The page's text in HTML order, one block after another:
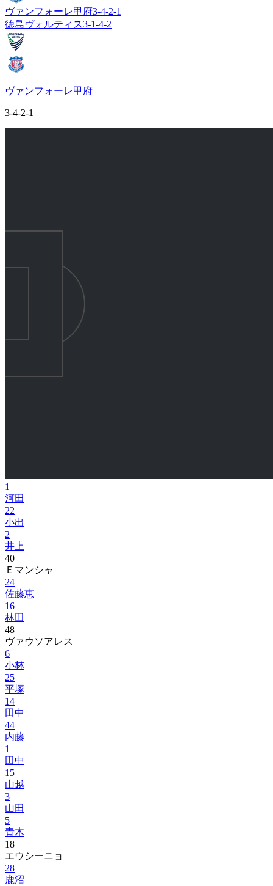
ヴァンフォーレ甲府3-4-2-1
徳島ヴォルティス3-1-4-2
ヴァンフォーレ甲府
3-4-2-1
1
河田
22
小出
2
井上
40
Ｅマンシャ
24
佐藤恵
16
林田
48
ヴァウソアレス
6
小林
25
平塚
14
田中
44
内藤
1
田中
15
山越
3
山田
5
青木
18
エウシーニョ
28
鹿沼